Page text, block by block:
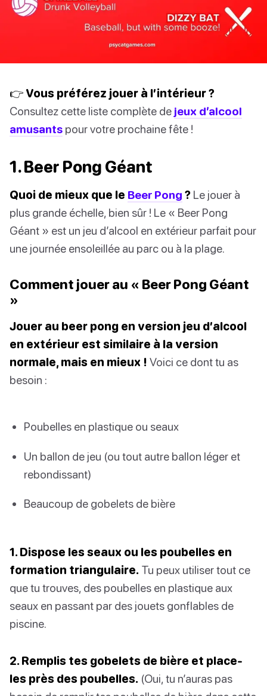
👉 Vous préférez jouer à l’intérieur ?
Consultez cette liste complète de jeux d’alcool
amusants pour votre prochaine fête !
1. Beer Pong Géant
Quoi de mieux que le Beer Pong ? Le jouer à
plus grande échelle, bien sûr ! Le « Beer Pong
Géant » est un jeu d’alcool en extérieur parfait pour
une journée ensoleillée au parc ou à la plage.
Comment jouer au « Beer Pong Géant
»
Jouer au beer pong en version jeu d’alcool
en extérieur est similaire à la version
normale, mais en mieux ! Voici ce dont tu as
besoin :
Poubelles en plastique ou seaux
Un ballon de jeu (ou tout autre ballon léger et
rebondissant)
Beaucoup de gobelets de bière
1. Dispose les seaux ou les poubelles en
formation triangulaire. Tu peux utiliser tout ce
que tu trouves, des poubelles en plastique aux
seaux en passant par des jouets gonflables de
piscine.
2. Remplis tes gobelets de bière et place-
les près des poubelles. (Oui, tu n’auras pas